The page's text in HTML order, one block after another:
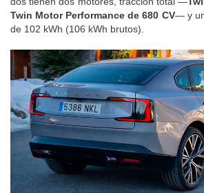
Twin Motor Performance de 680 CV— y
de 102 kWh (106 kWh brutos).